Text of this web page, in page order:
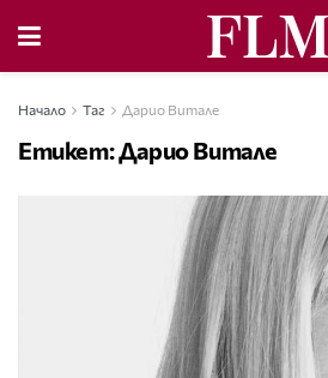
Начало Таг Дарио Витале
Етикет:Дарио Витале